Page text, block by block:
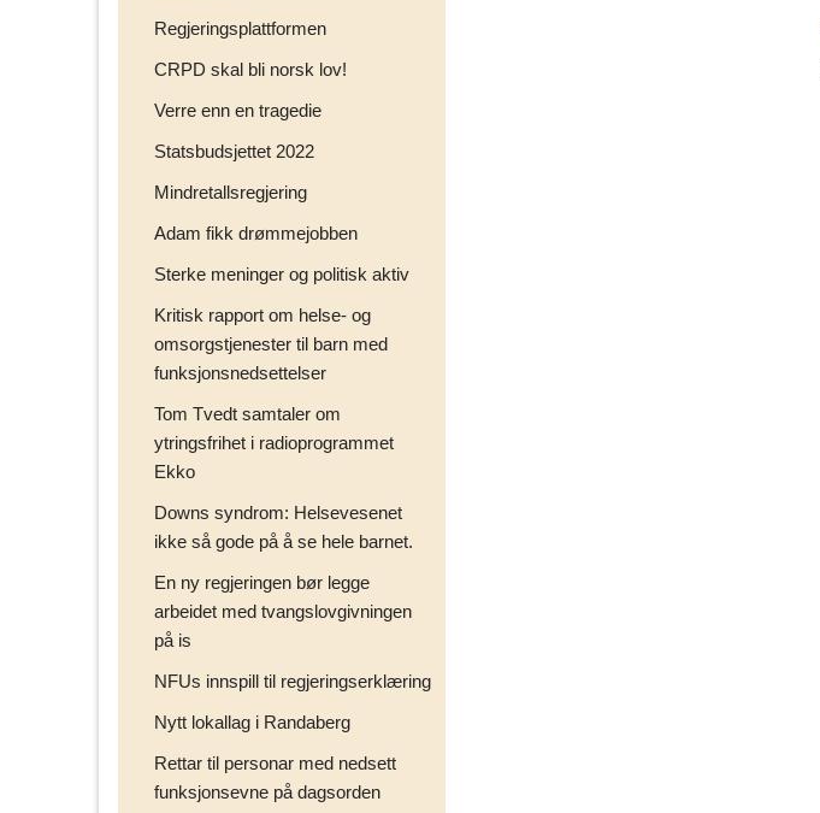
Regjeringsplattformen
CRPD skal bli norsk lov!
Verre enn en tragedie
Statsbudsjettet 2022
Mindretallsregjering
Adam fikk drømmejobben
Sterke meninger og politisk aktiv
Kritisk rapport om helse- og
omsorgstjenester til barn med
funksjonsnedsettelser
Tom Tvedt samtaler om
ytringsfrihet i radioprogrammet
Ekko
Downs syndrom: Helsevesenet
ikke så gode på å se hele barnet.
En ny regjeringen bør legge
arbeidet med tvangslovgivningen
på is
NFUs innspill til regjeringserklæring
Nytt lokallag i Randaberg
Rettar til personar med nedsett
funksjonsevne på dagsorden